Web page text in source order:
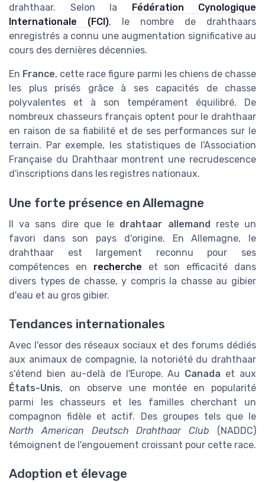
drahthaar. Selon la
Fédération Cynologique
Internationale (FCI), le nombre de drahthaars
enregistrés a connu une augmentation significative au
cours des dernières décennies.
En France, cette race figure parmi les chiens de chasse
les plus prisés grâce à ses capacités de chasse
polyvalentes et à son tempérament équilibré. De
nombreux chasseurs français optent pour le drahthaar
en raison de sa fiabilité et de ses performances sur le
terrain. Par exemple, les statistiques de l'Association
Française du Drahthaar montrent une recrudescence
d'inscriptions dans les registres nationaux.
Une forte présence en Allemagne
Il va sans dire que le drahtaar allemand reste un
favori dans son pays d'origine. En Allemagne, le
drahthaar est largement reconnu pour ses
compétences en recherche et son efficacité dans
divers types de chasse, y compris la chasse au gibier
d'eau et au gros gibier.
Tendances internationales
Avec l'essor des réseaux sociaux et des forums dédiés
aux animaux de compagnie, la notoriété du drahthaar
s'étend bien au-delà de l'Europe. Au Canada et aux
États-Unis, on observe une montée en popularité
parmi les chasseurs et les familles cherchant un
compagnon fidèle et actif. Des groupes tels que le
North American Deutsch Drahthaar Club (NADDC)
témoignent de l'engouement croissant pour cette race.
Adoption et élevage